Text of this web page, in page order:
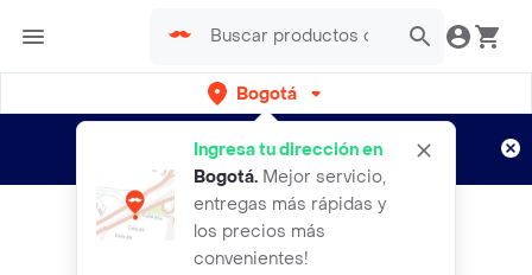
Bogotá
Ingresa tu dirección en
Bogotá. Mejor servicio,
entregas más rápidas y
los precios más
convenientes!
envíos gratis por semanas
Aplican TyC